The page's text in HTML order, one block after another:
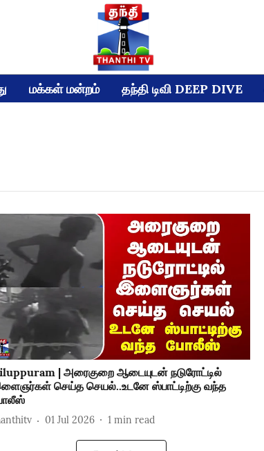
மக்கள் மன்றம் தந்தி டிவி DEEP DIVE
| அரைகுறை ஆடையுடன் நடுரோட்டில்
செய்த செயல்..உடனே ஸ்பாட்டிற்கு வந்த
01 Jul 2026 1 min read